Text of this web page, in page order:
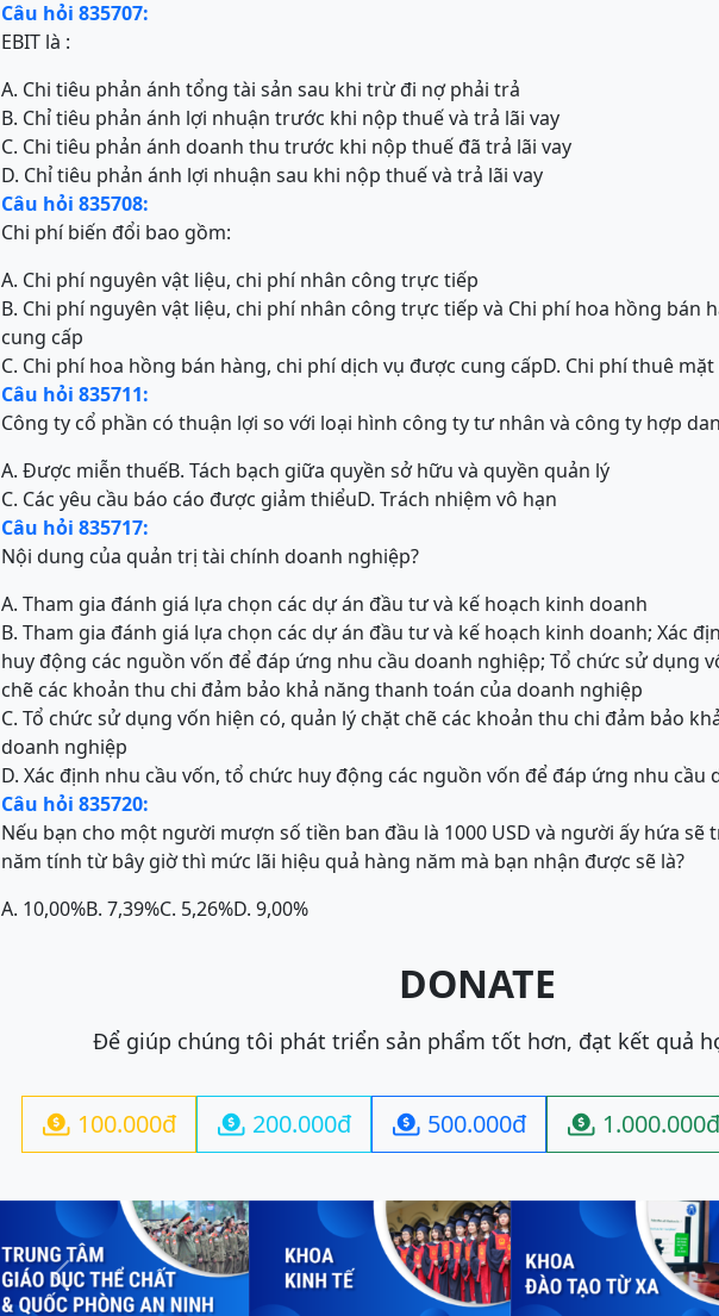
Câu hỏi 835707:
EBIT là :
A. Chi tiêu phản ánh tổng tài sản sau khi trừ đi nợ phải trả
B. Chỉ tiêu phản ánh lợi nhuận trước khi nộp thuế và trả lãi vay
C. Chi tiêu phản ánh doanh thu trước khi nộp thuế đã trả lãi vay
D. Chỉ tiêu phản ánh lợi nhuận sau khi nộp thuế và trả lãi vay
Câu hỏi 835708:
Chi phí biến đổi bao gồm:
A. Chi phí nguyên vật liệu, chi phí nhân công trực tiếp
B. Chi phí nguyên vật liệu, chi phí nhân công trực tiếp và Chi phí hoa hồng bán
cung cấp
C. Chi phí hoa hồng bán hàng, chi phí dịch vụ được cung cấpD. Chi phí thuê
Câu hỏi 835711:
Công ty cổ phần có thuận lợi so với loại hình công ty tư nhân và công ty hợp
A. Được miễn thuếB. Tách bạch giữa quyền sở hữu và quyền quản lý
C. Các yêu cầu báo cáo được giảm thiểuD. Trách nhiệm vô hạn
Câu hỏi 835717:
Nội dung của quản trị tài chính doanh nghiệp?
A. Tham gia đánh giá lựa chọn các dự án đầu tư và kế hoạch kinh doanh
B. Tham gia đánh giá lựa chọn các dự án đầu tư và kế hoạch kinh doanh; Xác
huy động các nguồn vốn để đáp ứng nhu cầu doanh nghiệp; Tổ chức sử dụng
chẽ các khoản thu chi đảm bảo khả năng thanh toán của doanh nghiệp
C. Tổ chức sử dụng vốn hiện có, quản lý chặt chẽ các khoản thu chi đảm bảo
doanh nghiệp
D. Xác định nhu cầu vốn, tổ chức huy động các nguồn vốn để đáp ứng nhu cầu
Câu hỏi 835720:
Nếu bạn cho một người mượn số tiền ban đầu là 1000 USD và người ấy hứa sẽ
năm tính từ bây giờ thì mức lãi hiệu quả hàng năm mà bạn nhận được sẽ là?
A. 10,00%B. 7,39%C. 5,26%D. 9,00%
DONATE
Để giúp chúng tôi phát triển sản phẩm tốt hơn, đạt kết quả
 100.000đ  200.000đ  500.000đ  1.000.000đ
Previous